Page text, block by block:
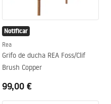
Notificar
Rea
Grifo de ducha REA Foss/Clif
Brush Copper
99,00 €